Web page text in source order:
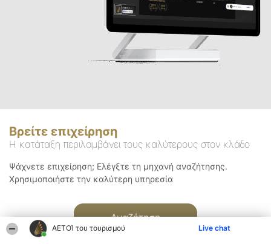
ΑΕΤΟΊ του τουρισμού Live chat
Βρείτε επιχείρηση
Η κατάταξη περιλαμβάνει τους καλύτερους στον κλάδο
Ψάχνετε επιχείρηση; Ελέγξτε τη μηχανή αναζήτησης.
Χρησιμοποιήστε την καλύτερη υπηρεσία
Αναζήτηση